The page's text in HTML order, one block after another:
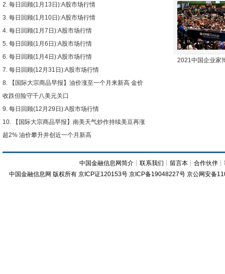
每日回顾(1月13日):A股市场行情
每日回顾(1月10日):A股市场行情
每日回顾(1月7日):A股市场行情
每日回顾(1月6日):A股市场行情
每日回顾(1月4日):A股市场行情
每日回顾(12月31日):A股市场行情
【国际大宗商品早报】油价涨至一个月来新高 金价
收跌但险守千八美元关口
每日回顾(12月29日):A股市场行情
【国际大宗商品早报】南美天气炒作持续美豆再涨
超2% 油价攀升并创近一个月新高
下跌
2021中国企业家
中国金融信息网简介 ┊联系我们 ┊ 留言本 ┊合作伙伴 ┊
中国金融信息网 版权所有 京ICP证120153号 京ICP备19048227号 京公网安备